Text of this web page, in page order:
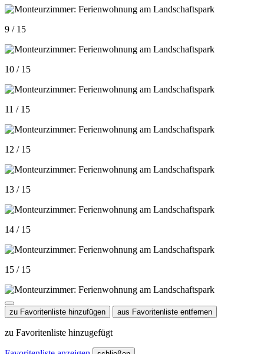
9 / 15
10 / 15
11 / 15
12 / 15
13 / 15
14 / 15
15 / 15
zu Favoritenliste hinzufügen aus Favoritenliste entfernen
zu Favoritenliste hinzugefügt